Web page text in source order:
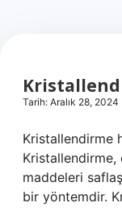
Tarih: Aralık 28, 2024
Kristallendirme
Kristallendirme,
maddeleri
bir yöntemdir.